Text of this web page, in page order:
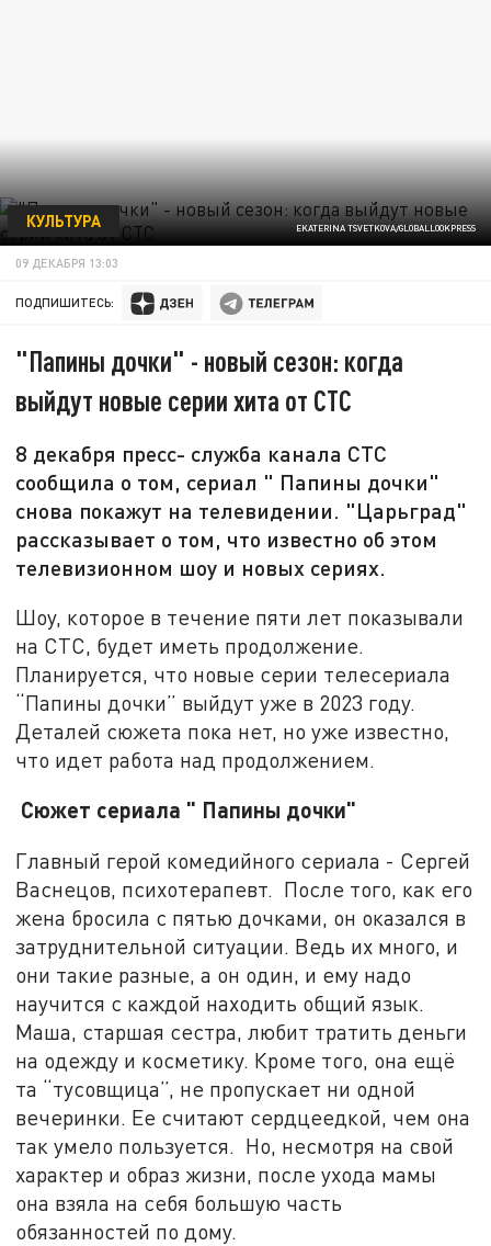
EKATERINA TSVETKOVA/GLOBALLOOKPRESS
КУЛЬТУРА
09 ДЕКАБРЯ 13:03
ПОДПИШИТЕСЬ:
"Папины дочки" - новый сезон: когда
выйдут новые серии хита от СТС
8 декабря пресс- служба канала СТС
сообщила о том, сериал " Папины дочки"
снова покажут на телевидении. "Царьград"
рассказывает о том, что известно об этом
телевизионном шоу и новых сериях.
Шоу, которое в течение пяти лет показывали
на СТС, будет иметь продолжение.
Планируется, что новые серии телесериала
“Папины дочки” выйдут уже в 2023 году.
Деталей сюжета пока нет, но уже известно,
что идет работа над продолжением.
Сюжет сериала " Папины дочки"
Главный герой комедийного сериала - Сергей
Васнецов, психотерапевт. После того, как его
жена бросила с пятью дочками, он оказался в
затруднительной ситуации. Ведь их много, и
они такие разные, а он один, и ему надо
научится с каждой находить общий язык.
Маша, старшая сестра, любит тратить деньги
на одежду и косметику. Кроме того, она ещё
та “тусовщица”, не пропускает ни одной
вечеринки. Ее считают сердцеедкой, чем она
так умело пользуется. Но, несмотря на свой
характер и образ жизни, после ухода мамы
она взяла на себя большую часть
обязанностей по дому.